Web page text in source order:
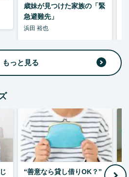
歳妹が見つけた家族の「緊
急避難先」
浜田 裕也
もっと見る
“善意なら貸し借りOK？”